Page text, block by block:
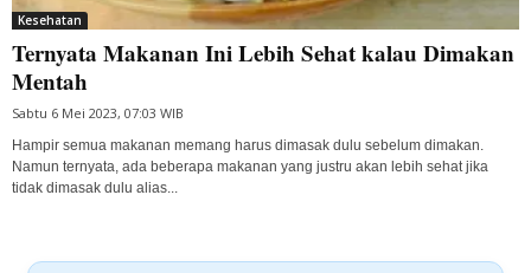
Kesehatan
Ternyata Makanan Ini Lebih Sehat kalau Dimakan
Mentah
Sabtu 6 Mei 2023, 07:03 WIB
Hampir semua makanan memang harus dimasak dulu sebelum dimakan.
Namun ternyata, ada beberapa makanan yang justru akan lebih sehat jika
tidak dimasak dulu alias...